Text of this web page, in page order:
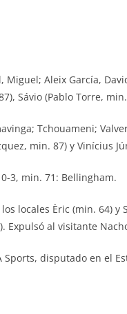
Miguel; Aleix García,
Sávio (Pablo Torre,
Tchouameni;
min. 87) y Vinícius
3, min. 71: Bellingham.
locales Èric (min. 64) y
Expulsó al visitante
Sports, disputado en el